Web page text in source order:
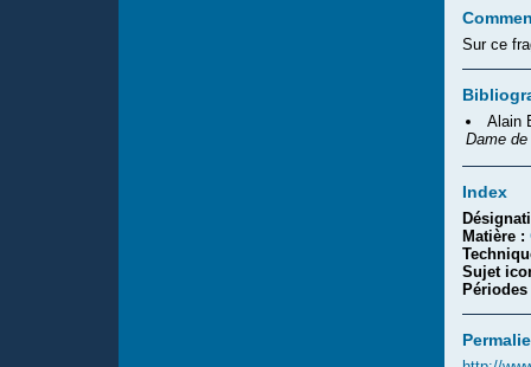
Sur ce
Alain
Dame
Index
Matière :
Sujet